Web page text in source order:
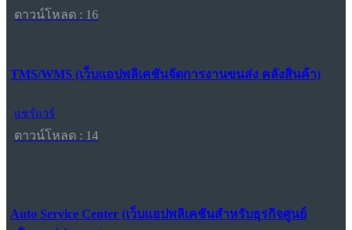
ดาวน์โหลด : 16
TMS/WMS (เว็บแอปพลิเคชันจัดการงานขนส่ง คลังสินค้า)
แชร์แวร์
ดาวน์โหลด : 14
Auto Service Center (เว็บแอปพลิเคชันสำหรับธุรกิจศูนย์